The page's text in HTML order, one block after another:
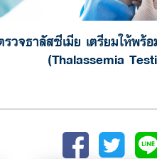
รวจธาลัสซีเมีย เตรียมให้พร้
(Thalassemia